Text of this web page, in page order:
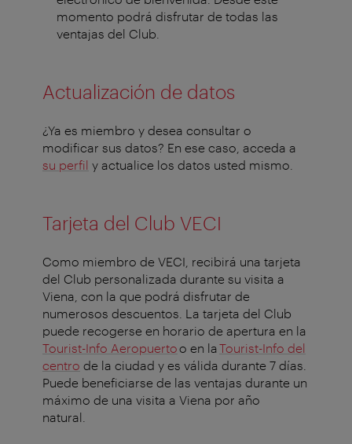
momento podrá disfrutar de todas las
ventajas del Club.
Actualización de datos
¿Ya es miembro y desea consultar o
modificar sus datos? En ese caso, acceda a
su perfil y actualice los datos usted mismo.
Tarjeta del Club VECI
Como miembro de VECI, recibirá una tarjeta
del Club personalizada durante su visita a
Viena, con la que podrá disfrutar de
numerosos descuentos. La tarjeta del Club
puede recogerse en horario de apertura en la
Tourist-Info Aeropuertoo en laTourist-Info del
centro de la ciudad y es válida durante 7 días.
Puede beneficiarse de las ventajas durante un
máximo de una visita a Viena por año
natural.